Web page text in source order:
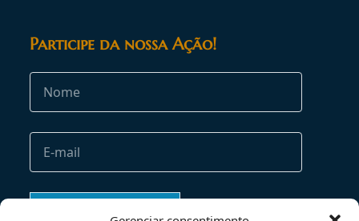
Participe da nossa Ação!